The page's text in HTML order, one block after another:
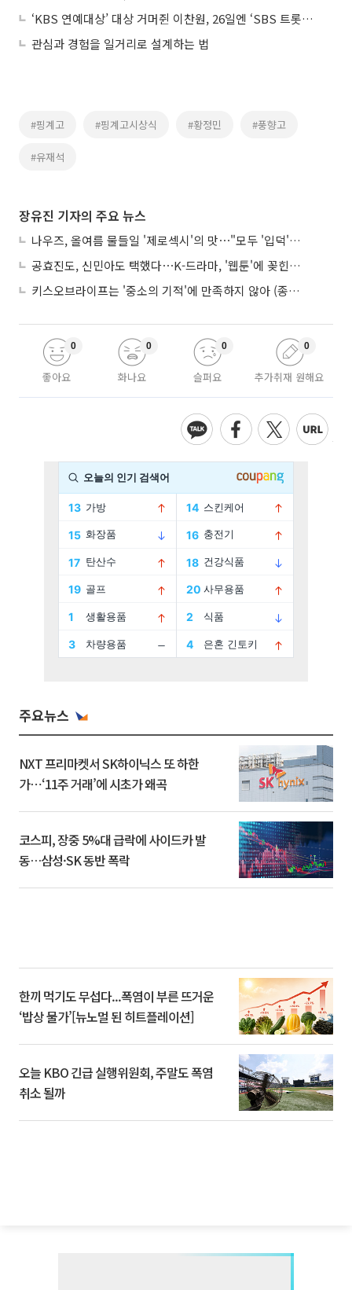
‘KBS 연예대상’ 대상 거머쥔 이찬원, 26일엔 ‘SBS 트롯대전’ 출격
관심과 경험을 일거리로 설계하는 법
#핑계고 #핑계고시상식 #황정민 #풍향고
#유재석
장유진 기자의 주요 뉴스
나우즈, 올여름 물들일 '제로섹시'의 맛⋯"모두 '입덕'시킬 것"
공효진도, 신민아도 택했다⋯K-드라마, '웹툰'에 꽂힌 이유
키스오브라이프는 '중소의 기적'에 만족하지 않아 (종합)
좋아요
0
화나요
0
슬퍼요
0
추가취재 원해요
0
주요뉴스
NXT 프리마켓서 SK하이닉스 또 하한
가⋯‘11주 거래’에 시초가 왜곡
코스피, 장중 5%대 급락에 사이드카 발
동…삼성·SK 동반 폭락
한끼 먹기도 무섭다...폭염이 부른 뜨거운
‘밥상 물가’[뉴노멀 된 히트플레이션]
오늘 KBO 긴급 실행위원회, 주말도 폭염
취소 될까